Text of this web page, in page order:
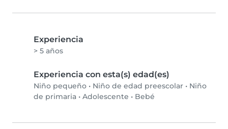
Experiencia
> 5 años
Experiencia con esta(s) edad(es)
Niño pequeño • Niño de edad preescolar • Niño
de primaria • Adolescente • Bebé